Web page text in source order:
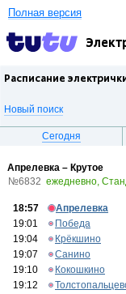
Полная версия
Расписание
Новый поиск
Сегодня
Апрелевка – Крутое
№6832 ежедневно,
18:57
Апрелевка
19:01
Победа
19:04
Крёкшино
19:07
Санино
19:10
Кокошкино
19:12